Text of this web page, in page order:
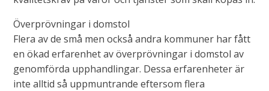
Överprövningar i domstol
Flera av de små men också andra kommuner har fått
en ökad erfarenhet av överprövningar i domstol av
genomförda upphandlingar. Dessa erfarenheter är
inte alltid så uppmuntrande eftersom flera